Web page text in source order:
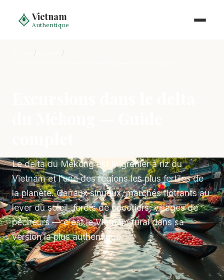
Vietnam
Authentique
/
/
Le delta du Mékong est le grenier à riz du
Vietnam et l'une des régions les plus fertiles de
la planète. Canaux sinueux, marchés flottants au
lever du soleil, forêts de cocotiers, villages de
pêcheurs — c'est le Vietnam rural dans sa
version la plus authentique.